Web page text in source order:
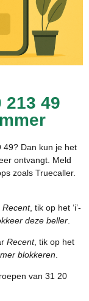
49
49? Dan kun je het
ontvangt. Meld
zoals Truecaller.
Recent, tik op het ‘i’-
deze beller
Recent, tik op het
blokkeren
van 31 20